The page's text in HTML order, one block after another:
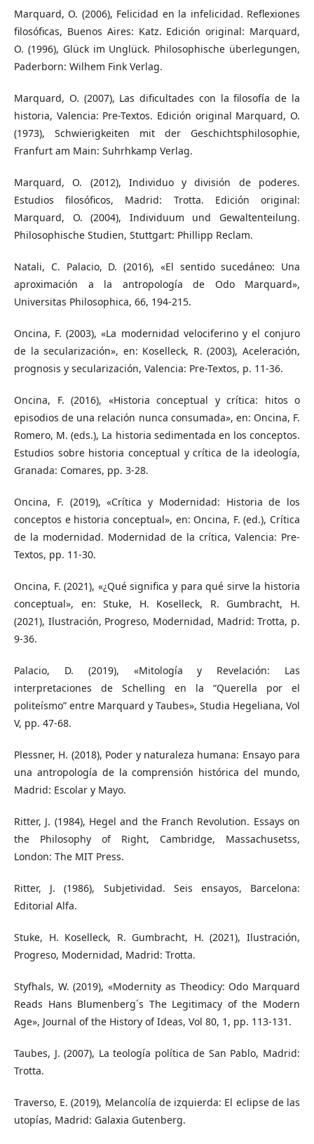
Marquard, O. (2006), Felicidad en la infelicidad. Reflexiones
filosóficas, Buenos Aires: Katz. Edición original: Marquard,
O. (1996), Glück im Unglück. Philosophische überlegungen,
Paderborn: Wilhem Fink Verlag.
Marquard, O. (2007), Las dificultades con la filosofía de la
historia, Valencia: Pre-Textos. Edición original Marquard, O.
(1973), Schwierigkeiten mit der Geschichtsphilosophie,
Franfurt am Main: Suhrhkamp Verlag.
Marquard, O. (2012), Individuo y división de poderes.
Estudios filosóficos, Madrid: Trotta. Edición original:
Marquard, O. (2004), Individuum und Gewaltenteilung.
Philosophische Studien, Stuttgart: Phillipp Reclam.
Natali, C. Palacio, D. (2016), «El sentido sucedáneo: Una
aproximación a la antropología de Odo Marquard»,
Universitas Philosophica, 66, 194-215.
Oncina, F. (2003), «La modernidad velociferino y el conjuro
de la secularización», en: Koselleck, R. (2003), Aceleración,
prognosis y secularización, Valencia: Pre-Textos, p. 11-36.
Oncina, F. (2016), «Historia conceptual y crítica: hitos o
episodios de una relación nunca consumada», en: Oncina, F.
Romero, M. (eds.), La historia sedimentada en los conceptos.
Estudios sobre historia conceptual y crítica de la ideología,
Granada: Comares, pp. 3-28.
Oncina, F. (2019), «Crítica y Modernidad: Historia de los
conceptos e historia conceptual», en: Oncina, F. (ed.), Crítica
de la modernidad. Modernidad de la crítica, Valencia: Pre-
Textos, pp. 11-30.
Oncina, F. (2021), «¿Qué significa y para qué sirve la historia
conceptual», en: Stuke, H. Koselleck, R. Gumbracht, H.
(2021), Ilustración, Progreso, Modernidad, Madrid: Trotta, p.
9-36.
Palacio, D. (2019), «Mitología y Revelación: Las
interpretaciones de Schelling en la “Querella por el
politeísmo” entre Marquard y Taubes», Studia Hegeliana, Vol
V, pp. 47-68.
Plessner, H. (2018), Poder y naturaleza humana: Ensayo para
una antropología de la comprensión histórica del mundo,
Madrid: Escolar y Mayo.
Ritter, J. (1984), Hegel and the Franch Revolution. Essays on
the Philosophy of Right, Cambridge, Massachusetss,
London: The MIT Press.
Ritter, J. (1986), Subjetividad. Seis ensayos, Barcelona:
Editorial Alfa.
Stuke, H. Koselleck, R. Gumbracht, H. (2021), Ilustración,
Progreso, Modernidad, Madrid: Trotta.
Styfhals, W. (2019), «Modernity as Theodicy: Odo Marquard
Reads Hans Blumenberg´s The Legitimacy of the Modern
Age», Journal of the History of Ideas, Vol 80, 1, pp. 113-131.
Taubes, J. (2007), La teología política de San Pablo, Madrid:
Trotta.
Traverso, E. (2019), Melancolía de izquierda: El eclipse de las
utopías, Madrid: Galaxia Gutenberg.